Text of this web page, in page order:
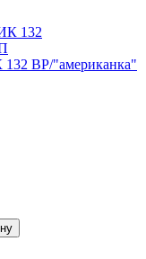
oC
устройство на
ВР/"американка"